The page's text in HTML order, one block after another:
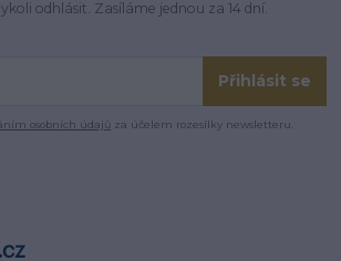
odhlásit. Zasíláme jednou za 14 dní.
Přihlásit se
osobních údajů za účelem rozesílky newsletteru.